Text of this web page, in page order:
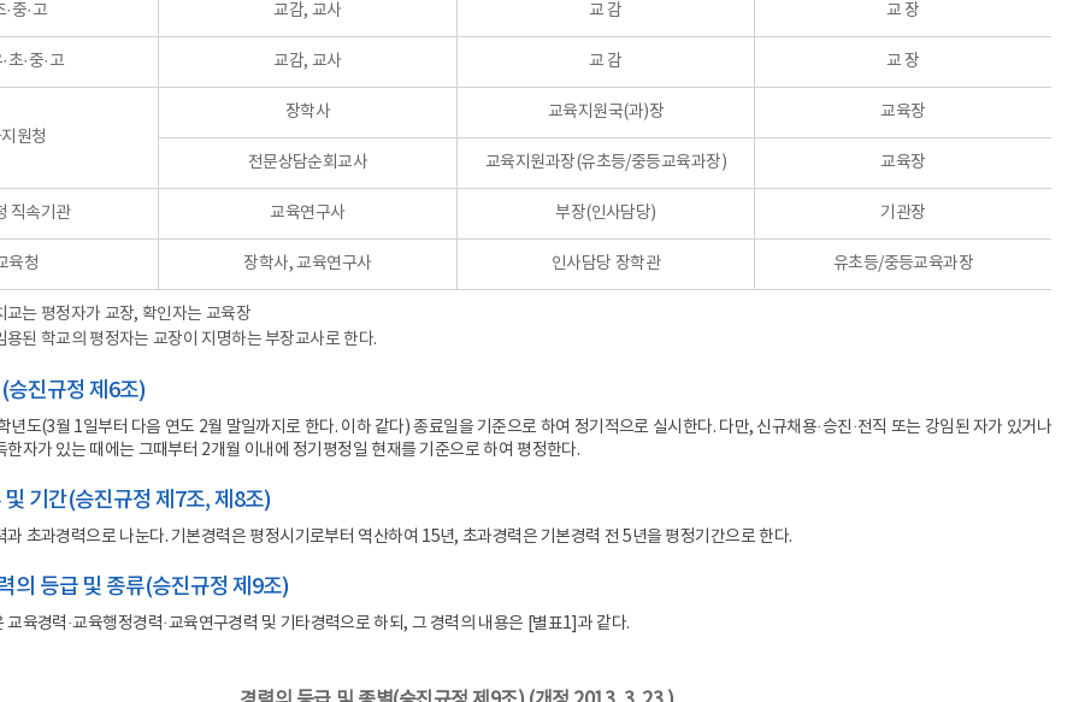
각종 매뉴얼
계약
물품
국정감사
행정사무감사
업무개선 · 경감
사업현황
업무 Q&A
·중·고 교감, 교사 교 감 교 장
초·중·고 교감, 교사 교 감 교 장
원청
장학사 교육지원국(과)장 교육장
전문상담순회교사 교육지원과장(유초등/중등교육과장) 교육장
직속기관 교육연구사 부장(인사담당) 기관장
육청 장학사, 교육연구사 인사담당 장학관 유초등/중등교육과장
교는 평정자가 교장, 확인자는 교육장
용된 학교의 평정자는 교장이 지명하는 부장교사로 한다.
승진규정 제6조)
년도(3월 1일부터 다음 연도 2월 말일까지로 한다. 이하 같다) 종료일을 기준으로 하여 정기적으로 실시한다. 다만, 신규채용·승진·전직 또는 강임된 자가 있거나
한자가 있는 때에는 그때부터 2개월 이내에 정기평정일 현재를 기준으로 하여 평정한다.
및 기간(승진규정 제7조, 제8조)
과 초과경력으로 나눈다. 기본경력은 평정시기로부터 역산하여 15년, 초과경력은 기본경력 전 5년을 평정기간으로 한다.
의 등급 및 종류(승진규정 제9조)
교육경력·교육행정경력·교육연구경력 및 기타경력으로 하되, 그 경력의 내용은 [별표1]과 같다.